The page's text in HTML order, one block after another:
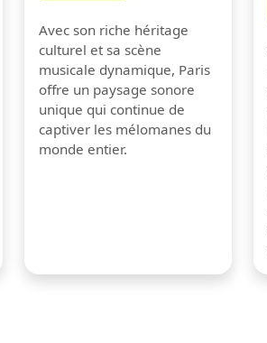
Avec son riche héritage
culturel et sa scène
musicale dynamique, Paris
offre un paysage sonore
unique qui continue de
captiver les mélomanes du
monde entier.